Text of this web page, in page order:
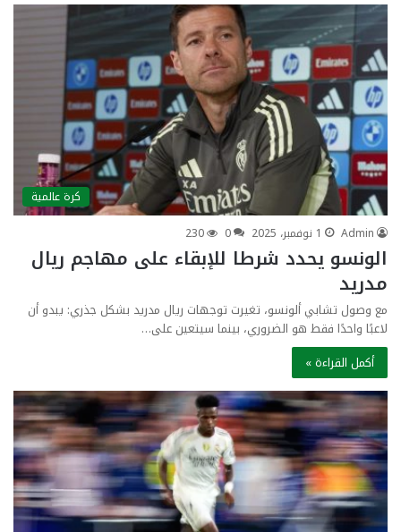
كرة عالمية
Admin
1 نوفمبر، 2025 0
230
الونسو يحدد شرطا للإبقاء على مهاجم ريال
مدريد
مع وصول تشابي ألونسو، تغيرت توجهات ريال مدريد بشكل جذري: يبدو أن
لاعبًا واحدًا فقط هو الضروري، بينما سيتعين على…
أكمل القراءة »